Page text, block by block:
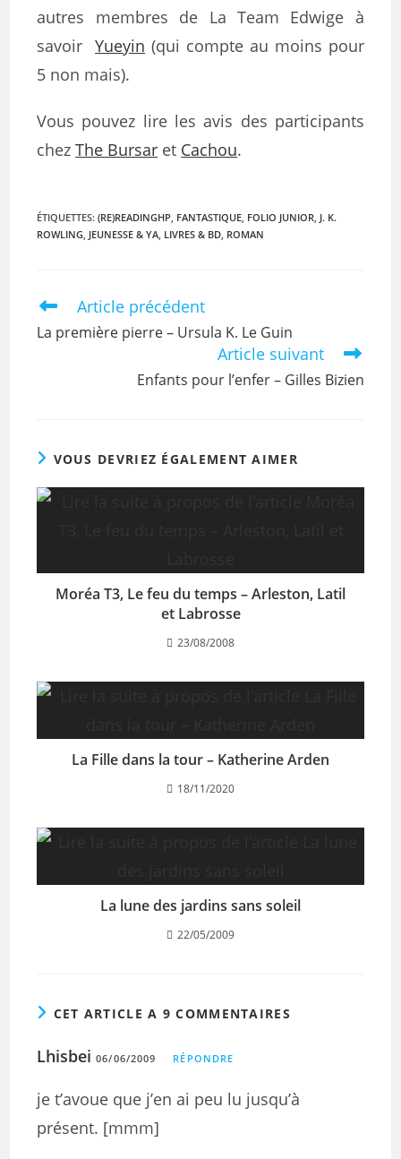
autres membres de La Team Edwige à
savoirYueyin (qui compte au moins pour
5 non mais).
Vous pouvez lire les avis des participants
chezThe Bursar et Cachou.
ÉTIQUETTES:(RE)READINGHP, FANTASTIQUE, FOLIO JUNIOR, J. K.
ROWLING, JEUNESSE & YA, LIVRES & BD, ROMAN
Article précédent
La première pierre – Ursula K. Le Guin
Article suivant
Enfants pour l’enfer – Gilles Bizien
VOUS DEVRIEZ ÉGALEMENT AIMER
Moréa T3, Le feu du temps – Arleston, Latil
et Labrosse
23/08/2008
La Fille dans la tour – Katherine Arden
18/11/2020
La lune des jardins sans soleil
22/05/2009
CET ARTICLE A 9 COMMENTAIRES
Lhisbei 06/06/2009 RÉPONDRE
je t’avoue que j’en ai peu lu jusqu’à
présent. [mmm]